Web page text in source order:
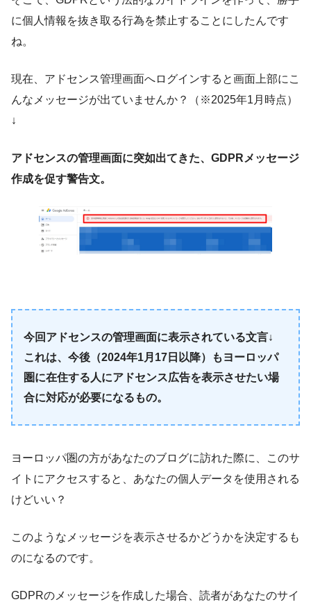
に個人情報を抜き取る行為を禁止することにしたんです
ね。
現在、アドセンス管理画面へログインすると画面上部にこ
んなメッセージが出ていませんか？（※2025年1月時点）
↓
アドセンスの管理画面に突如出てきた、GDPRメッセージ
作成を促す警告文。
今回アドセンスの管理画面に表示されている文言↓
これは、今後（2024年1月17日以降）もヨーロッパ
圏に在住する人にアドセンス広告を表示させたい場
合に対応が必要になるもの。
ヨーロッパ圏の方があなたのブログに訪れた際に、このサ
イトにアクセスすると、あなたの個人データを使用される
けどいい？
このようなメッセージを表示させるかどうかを決定するも
のになるのです。
GDPRのメッセージを作成した場合、読者があなたのサイ